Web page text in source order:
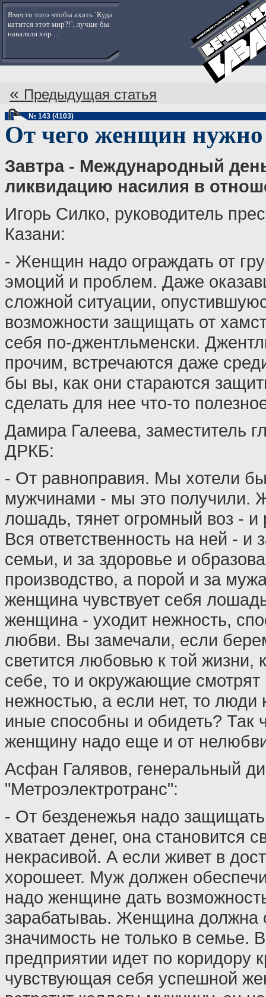
Вместо того чтобы ахать `Куда
катится этот мир?!`, лучше бы
наваляли хор ...
« Предыдущая статья
№ 143 (4103)
От чего женщин
Завтра - Международный
ликвидацию насилия в
Игорь Силко, руководитель
Казани:
- Женщин надо ограждать от
эмоций и проблем. Даже
сложной ситуации,
возможности защищать от
себя по-джентльменски.
прочим, встречаются даже
бы вы, как они стараются
сделать для нее что-то
Дамира Галеева, заместитель
ДРКБ:
- От равноправия. Мы хотели
мужчинами - мы это получили.
лошадь, тянет огромный воз - и
Вся ответственность на ней - и
семьи, и за здоровье и
производство, а порой и за
женщина чувствует себя
женщина - уходит нежность,
любви. Вы замечали, если
светится любовью к той жизни,
себе, то и окружающие смотрят
нежностью, а если нет, то
иные способны и обидеть? Так
женщину надо еще и от
Асфан Галявов, генеральный
"Метроэлектротранс":
- От безденежья надо
хватает денег, она становится
некрасивой. А если живет в
хорошеет. Муж должен
надо женщине дать
зарабатываь. Женщина
значимость не только в семье.
предприятии идет по коридору
чувствующая себя успешной